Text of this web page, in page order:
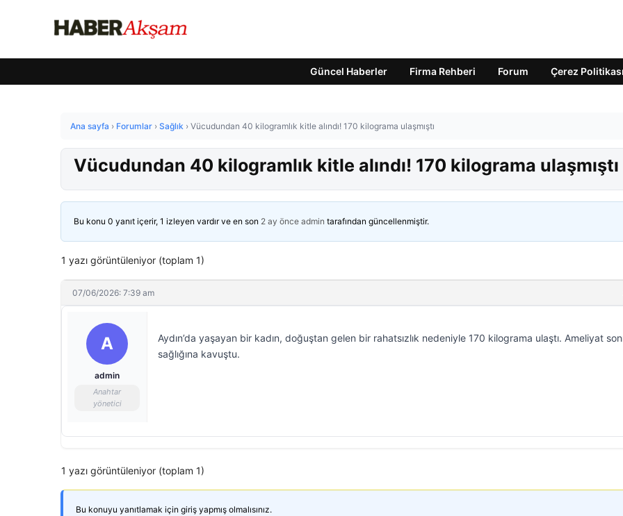
Güncel Haberler Firma Rehberi Forum Çerez Politikası
Ana sayfa › Forumlar › Sağlık › Vücudundan 40 kilogramlık kitle alındı! 170 kilograma ulaşmıştı
Vücudundan 40 kilogramlık kitle alındı! 170 kilograma ulaşmıştı
Bu konu 0 yanıt içerir, 1 izleyen vardır ve en son 2 ay önce admin tarafından güncellenmiştir.
1 yazı görüntüleniyor (toplam 1)
07/06/2026: 7:39 am
A
admin
Anahtar
yönetici
Aydın’da yaşayan bir kadın, doğuştan gelen bir rahatsızlık nedeniyle 170 kilograma ulaştı. Ameliyat
sağlığına kavuştu.
1 yazı görüntüleniyor (toplam 1)
Bu konuyu yanıtlamak için giriş yapmış olmalısınız.